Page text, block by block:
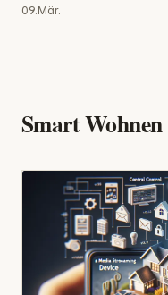
09.Mär.
Smart Wohnen